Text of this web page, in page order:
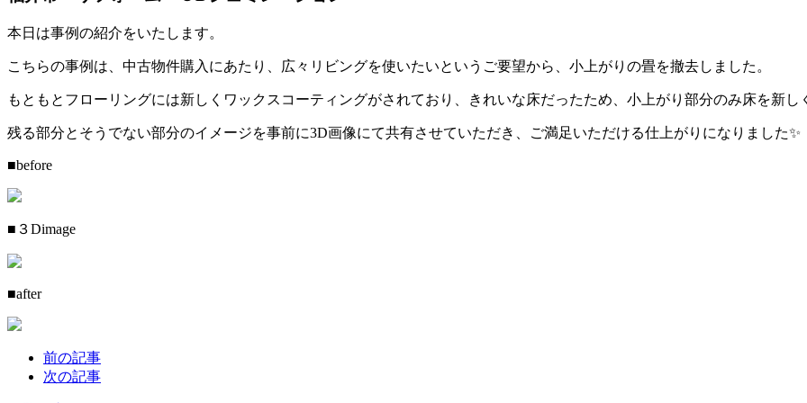
本日は事例の紹介をいたします。
こちらの事例は、中古物件購入にあたり、広々リビングを使いたいというご要望から、小上がりの畳を撤去しました。
もともとフローリングには新しくワックスコーティングがされており、きれいな床だったため、小上がり部分のみ床を新し
残る部分とそうでない部分のイメージを事前に3D画像にて共有させていただき、ご満足いただける仕上がりになりました✨
■before
■３Dimage
■after
前の記事
次の記事